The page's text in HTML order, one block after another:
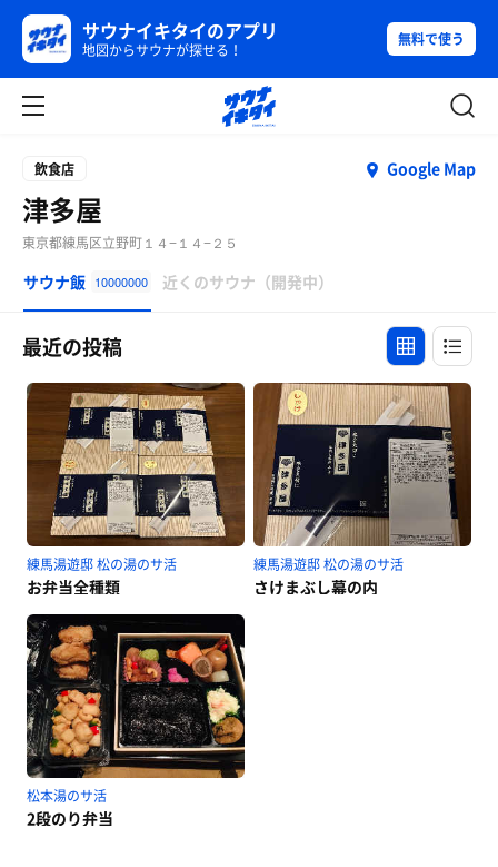
サウナイキタイのアプリ
地図からサウナが探せる！
無料で使う
飲食店 Google Map
津多屋
東京都練馬区立野町１４−１４−２５
サウナ飯 10000000 近くのサウナ（開発中）
最近の投稿
練馬湯遊邸 松の湯のサ活
お弁当全種類
練馬湯遊邸 松の湯のサ活
さけまぶし幕の内
松本湯のサ活
2段のり弁当